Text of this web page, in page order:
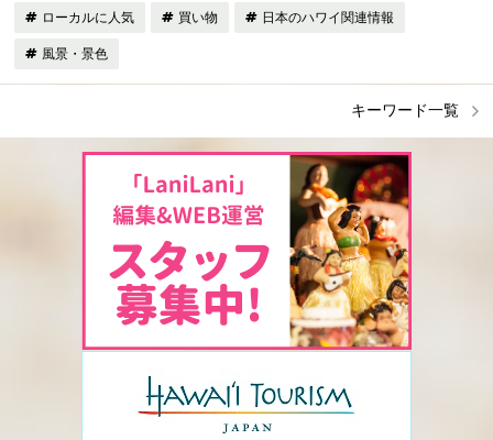
ローカルに人気 買い物 日本のハワイ関連情報
風景・景色
キーワード一覧